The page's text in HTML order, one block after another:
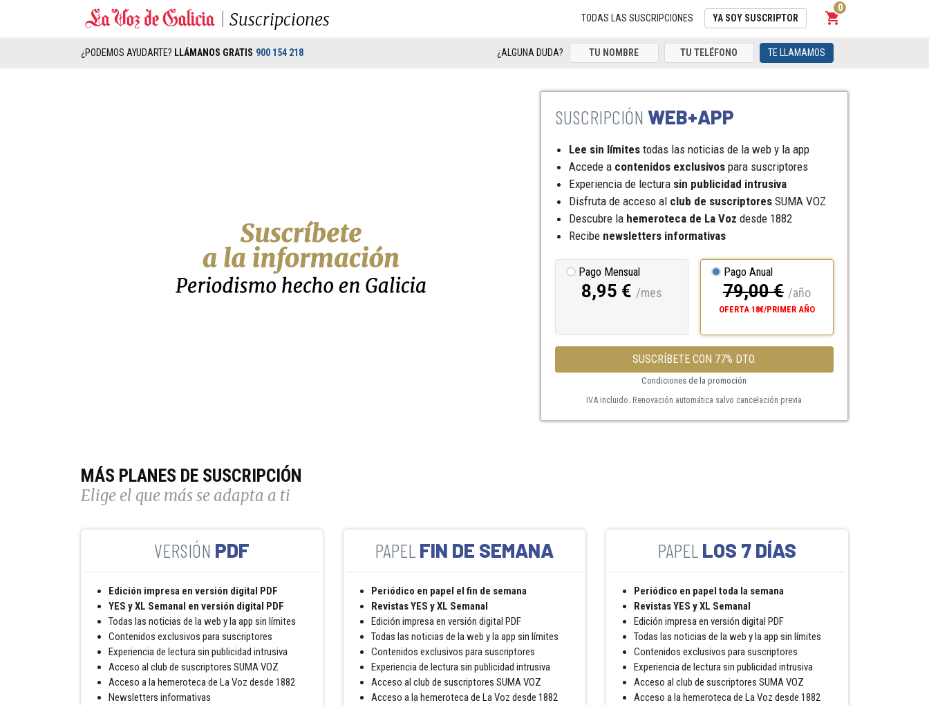
Suscripciones TODAS LAS SUSCRIPCIONES YA SOY SUSCRIPTOR shopping_cart
Carrito
0
¿PODEMOS AYUDARTE? LLÁMANOS GRATIS 900 154 218 ¿ALGUNA DUDA? TE LLAMAMOS
WEB+APP
Lee sin límitestodas las noticias de la web y la app
Accede acontenidos exclusivospara suscriptores
Experiencia de lecturasin publicidad intrusiva
Disfruta de acceso alclub de suscriptoresSUMA VOZ
Descubre lahemerotecade La Voz desde 1882
Recibe newsletters informativas
Pago Mensual
8,95 € /mes
Pago Anual
79,00 € /año
OFERTA 18€/PRIMER AÑO
SUSCRÍBETE CON 77% DTO.
Condiciones de la promoción
IVA incluido. Renovación automática salvo cancelación previa
MÁS PLANES DE SUSCRIPCIÓN
Elige el que más se adapta a ti
PDF
Edición impresa en versión digital PDF
YES y XL Semanal en versión digital PDF
Todas las noticias de la web y la app sin límites
Contenidos exclusivos para suscriptores
Experiencia de lectura sin publicidad intrusiva
Acceso al club de suscriptores SUMA VOZ
Acceso a la hemeroteca de La Voz desde 1882
Newsletters informativas
FIN DE SEMANA
Periódico en papel el fin de semana
Revistas YES y XL Semanal
Edición impresa en versión digital PDF
Todas las noticias de la web y la app sin límites
Contenidos exclusivos para suscriptores
Experiencia de lectura sin publicidad intrusiva
Acceso al club de suscriptores SUMA VOZ
Acceso a la hemeroteca de La Voz desde 1882
LOS 7 DÍAS
Periódico en papel toda la semana
Revistas YES y XL Semanal
Edición impresa en versión digital PDF
Todas las noticias de la web y la app sin límites
Contenidos exclusivos para suscriptores
Experiencia de lectura sin publicidad intrusiva
Acceso al club de suscriptores SUMA VOZ
Acceso a la hemeroteca de La Voz desde 1882